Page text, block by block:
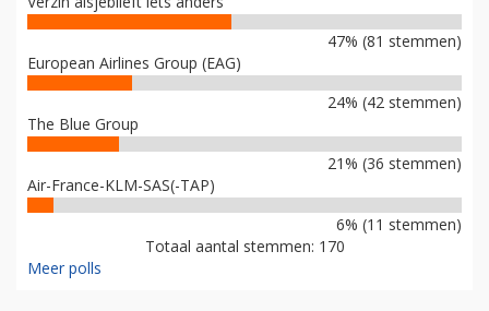
47% (81 stemmen)
European Airlines Group (EAG)
24% (42 stemmen)
The Blue Group
21% (36 stemmen)
Air-France-KLM-SAS(-TAP)
6% (11 stemmen)
Totaal aantal stemmen: 170
Meer polls